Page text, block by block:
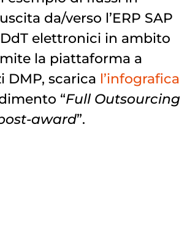
da/verso l’ERP SAP
elettronici in ambito
la piattaforma a
DMP, scarica l’infografica
“Full Outsourcing
award”.